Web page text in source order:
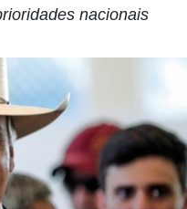
nacionais